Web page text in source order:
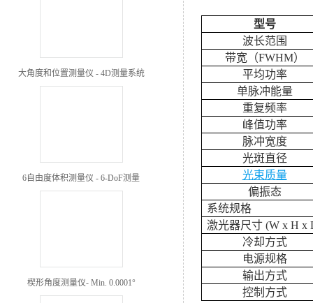
大角度和位置测量仪 - 4D测量系统
6自由度体积测量仪 - 6-DoF测量
楔形角度测量仪- Min. 0.0001°
型号
波长范围
带宽（FWHM）
平均功率
单脉冲能量
重复频率
峰值功率
脉冲宽度
光斑直径
光束质量
偏振态
系统规格
激光器尺寸 (W x H x
冷却方式
电源规格
输出方式
控制方式